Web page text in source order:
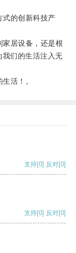
的创新科技产
居设备，还是根
们的生活注入无
活！。
支持[0] 反对[0]
支持[0] 反对[0]